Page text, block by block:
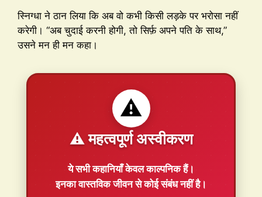
स्निग्धा ने ठान लिया कि अब वो कभी किसी लड़के पर भरोसा नहीं
करेगी। “अब चुदाई करनी होगी, तो सिर्फ़ अपने पति के साथ,”
उसने मन ही मन कहा।
⚠️
⚠️ महत्वपूर्ण अस्वीकरण
ये सभी कहानियाँकेवल काल्पनिकहैं।
इनका वास्तविक जीवन से कोई संबंध नहीं है।